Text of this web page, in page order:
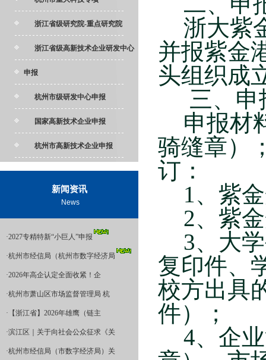
浙江省级研究院-重点研究院
浙江省级高新技术企业研发中心
申报
杭州市级研发中心申报
国家高新技术企业申报
杭州市高新技术企业申报
新闻资讯
News
·2027专精特新“小巨人”申报
·杭州市经信局（杭州市数字经济局
·2026年高企认定全面收紧！企
·杭州市萧山区市场监督管理局 杭
· 【浙江省】2026年雄鹰（链主
·滨江区｜关于向社会公众征求《关
·杭州市经信局（市数字经济局）关
浙大紫
并报紫金
头组织成
三、申
申报材
骑缝章）
订：
1、紫
2、紫
3、大
复印件、
校方出具
件）；
4、企